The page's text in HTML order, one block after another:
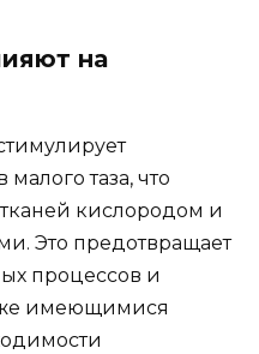
на
таза, что
кислородом и
Это предотвращает
процессов и
имеющимися